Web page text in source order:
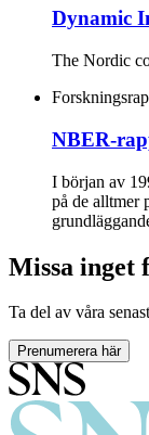
Dynamic
The Nordic
NBER-
I början av
på de alltmer
Missa inget
Ta del av våra
Prenumerera här